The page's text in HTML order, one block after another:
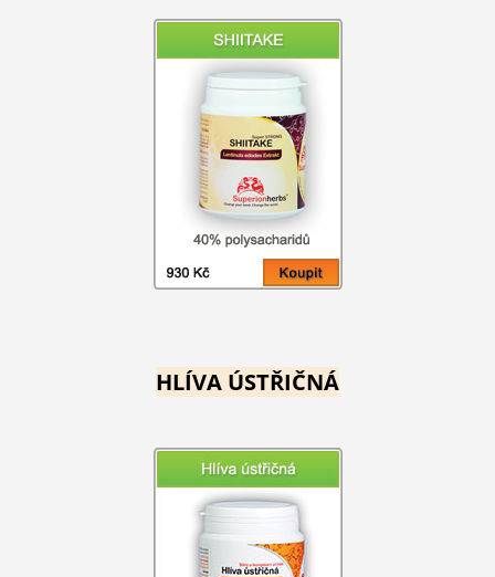
HLÍVA ÚSTŘIČNÁ